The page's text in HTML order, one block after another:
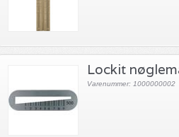
Lockit
Varenummer: 1000000002